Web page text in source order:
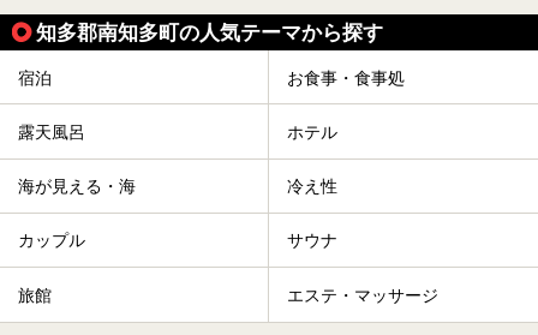
知多郡南知多町の人気テーマから探す
宿泊 お食事・食事処
露天風呂 ホテル
海が見える・海 冷え性
カップル サウナ
旅館 エステ・マッサージ